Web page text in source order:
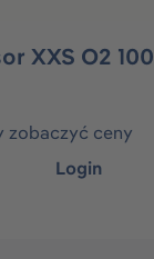
XXS O2 100
zobaczyć ceny
Login